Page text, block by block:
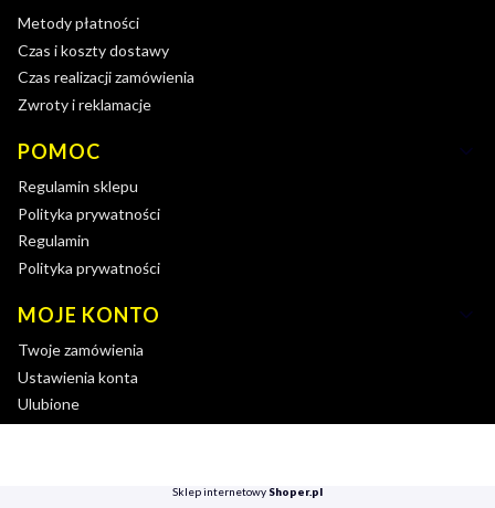
Metody płatności
Czas i koszty dostawy
Czas realizacji zamówienia
Zwroty i reklamacje
POMOC
Regulamin sklepu
Polityka prywatności
Regulamin
Polityka prywatności
MOJE KONTO
Twoje zamówienia
Ustawienia konta
Ulubione
Sklep internetowy Shoper.pl